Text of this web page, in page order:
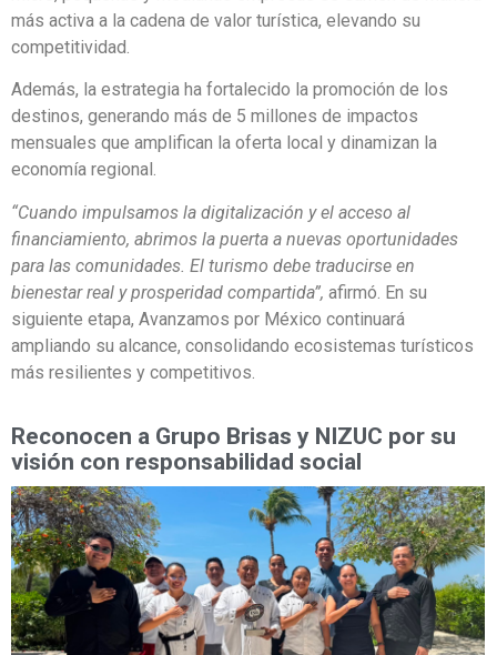
más activa a la cadena de valor turística, elevando su
competitividad.
Además, la estrategia ha fortalecido la promoción de los
destinos, generando más de 5 millones de impactos
mensuales que amplifican la oferta local y dinamizan la
economía regional.
“Cuando impulsamos la digitalización y el acceso al
financiamiento, abrimos la puerta a nuevas oportunidades
para las comunidades. El turismo debe traducirse en
bienestar real y prosperidad compartida”, afirmó. En su
siguiente etapa, Avanzamos por México continuará
ampliando su alcance, consolidando ecosistemas turísticos
más resilientes y competitivos.
Reconocen a Grupo Brisas y NIZUC por su
visión con responsabilidad social